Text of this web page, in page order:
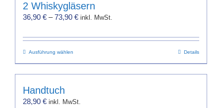
2 Whiskygläsern
36,90 € –73,90 € inkl. MwSt.
Ausführung wählen
Produkt
weist
Details
Handtuch
28,90 € inkl. MwSt.